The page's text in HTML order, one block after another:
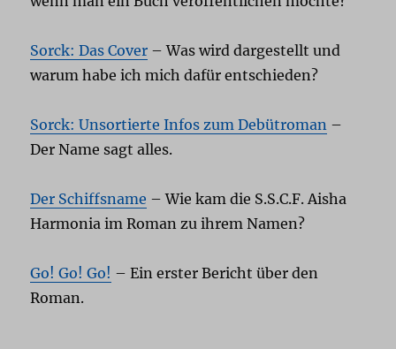
Sorck: Das Cover – Was wird dargestellt und
warum habe ich mich dafür entschieden?
Sorck: Unsortierte Infos zum Debütroman –
Der Name sagt alles.
Der Schiffsname – Wie kam die S.S.C.F. Aisha
Harmonia im Roman zu ihrem Namen?
Go! Go! Go! – Ein erster Bericht über den
Roman.